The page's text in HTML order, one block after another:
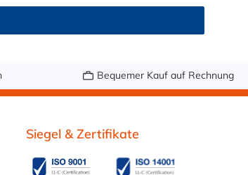
Bequemer Kauf auf Rechnung
Siegel & Zertifikate